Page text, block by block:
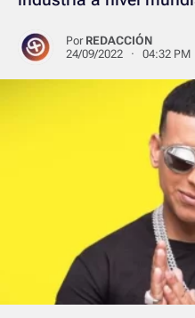
Por REDACCIÓN
24/09/2022 · 04:32 PM